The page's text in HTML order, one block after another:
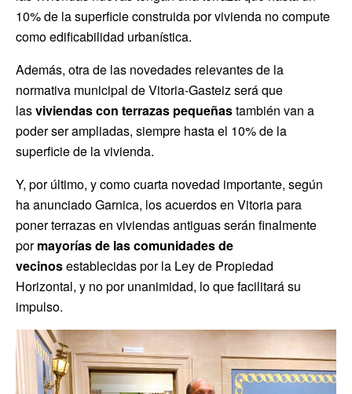
10% de la superficie construida por vivienda no compute
como edificabilidad urbanística.
Además, otra de las novedades relevantes de la
normativa municipal de Vitoria-Gasteiz será que
lasviviendas con terrazas pequeñastambién van a
poder ser ampliadas, siempre hasta el 10% de la
superficie de la vivienda.
Y, por último, y como cuarta novedad importante, según
ha anunciado Garnica, los acuerdos en Vitoria para
poner terrazas en viviendas antiguas serán finalmente
pormayorías de las comunidades de
vecinosestablecidas por la Ley de Propiedad
Horizontal, y no por unanimidad, lo que facilitará su
impulso.